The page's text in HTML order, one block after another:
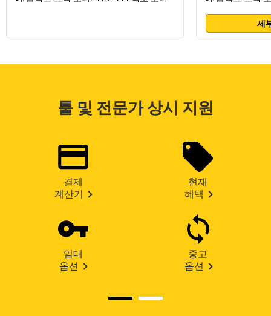
세
툴 및 전문가 상시 지원
결제
계산기
현재
혜택
임대
옵션
중고
옵션